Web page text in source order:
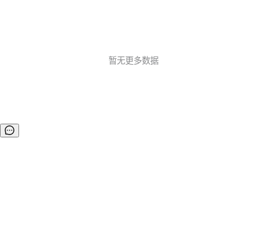
暂无更多数据